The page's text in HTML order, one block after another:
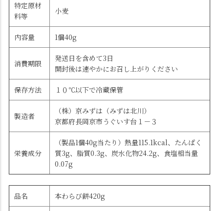
特定原材
料等
小麦
内容量 1個40g
消費期限
発送日を含めて3日
開封後は速やかにお召し上がりください
保存方法 １０℃以下で冷蔵保管
製造者
（株）京みずは（みずは北川）
京都府長岡京市うぐいす台１－３
栄養成分
（製品1個40g当たり）熱量115.1kcal、たんぱく
質3g、脂質0.3g、炭水化物24.2g、食塩相当量
0.07g
品名 本わらび餅420g